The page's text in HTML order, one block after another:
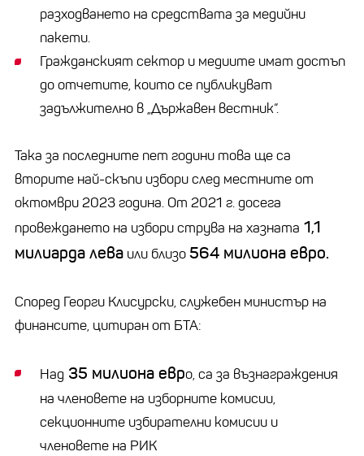
разходването на средствата за медийни
пакети.
Гражданският сектор и медиите имат достъп
до отчетите, които се публикуват
задължително в „Държавен вестник“.
Така за последните пет години това ще са
вторите най-скъпи избори след местните от
октомври 2023 година. От 2021 г. досега
провеждането на избори струва на хазната 1,1
милиарда лева или близо564 милиона евро.
Според Георги Клисурски, служебен министър на
финансите, цитиран от БТА:
Над 35 милиона евро, са за възнаграждения
на членовете на изборните комисии,
секционните избирателни комисии и
членовете на РИК